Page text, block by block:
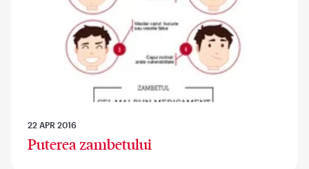
22 APR 2016
Puterea zambetului